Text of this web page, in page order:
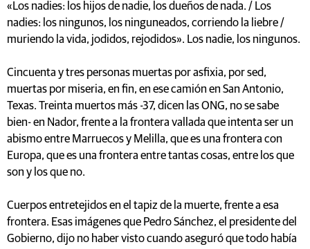
«Los nadies: los hijos de nadie, los dueños de nada. / Los
nadies: los ningunos, los ninguneados, corriendo la liebre /
muriendo la vida, jodidos, rejodidos». Los nadie, los ningunos.
Cincuenta y tres personas muertas por asfixia, por sed,
muertas por miseria, en fin, en ese camión en San Antonio,
Texas. Treinta muertos más -37, dicen las ONG, no se sabe
bien- en Nador, frente a la frontera vallada que intenta ser un
abismo entre Marruecos y Melilla, que es una frontera con
Europa, que es una frontera entre tantas cosas, entre los que
son y los que no.
Cuerpos entretejidos en el tapiz de la muerte, frente a esa
frontera. Esas imágenes que Pedro Sánchez, el presidente del
Gobierno, dijo no haber visto cuando aseguró que todo había